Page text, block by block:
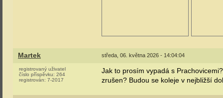
Martek středa, 06. května 2026 - 14:04:04
registrovaný uživatel
číslo příspěvku: 264
registrován: 7-2017
Jak to prosím vypadá s
zrušen? Budou se koleje v nejbližší